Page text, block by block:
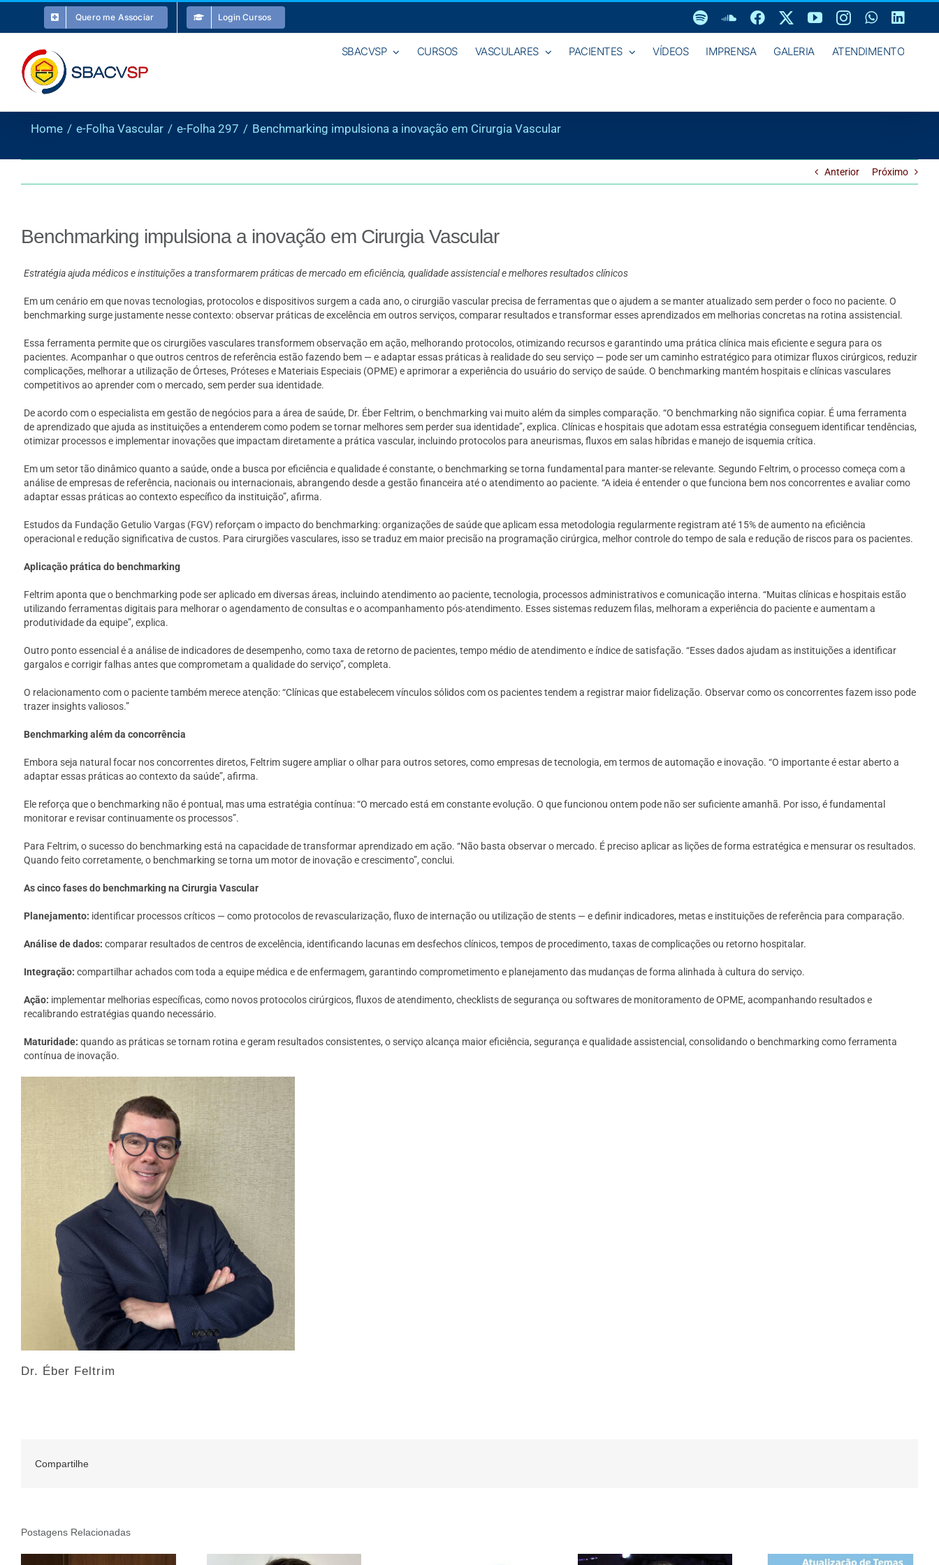
o
conteúdo
Quero me Associar Login Cursos SpotifySoundCloud
FacebookYouTubeInstagram
SBACVSP CURSOS VASCULARES PACIENTES VÍDEOS IMPRENSA GALERIA ATENDIMENTO
Home e-Folha Vascular e-Folha 297 Benchmarking impulsiona a inovação em Cirurgia Vascular
Anterior Próximo
Benchmarking impulsiona a inovação em Cirurgia Vascular
Estratégia ajuda médicos e instituições a transformarem práticas de mercado em eficiência, qualidade assistencial e melhores resultados clínicos
Em um cenário em que novas tecnologias, protocolos e dispositivos surgem a cada ano, o cirurgião vascular precisa de ferramentas que o ajudem a se manter atualizado sem perder o foco no paciente. O
benchmarking surge justamente nesse contexto: observar práticas de excelência em outros serviços, comparar resultados e transformar esses aprendizados em melhorias concretas na rotina assistencial.
Essa ferramenta permite que os cirurgiões vasculares transformem observação em ação, melhorando protocolos, otimizando recursos e garantindo uma prática clínica mais eficiente e segura para os
pacientes. Acompanhar o que outros centros de referência estão fazendo bem — e adaptar essas práticas à realidade do seu serviço — pode ser um caminho estratégico para otimizar fluxos cirúrgicos, reduzir
complicações, melhorar a utilização de Órteses, Próteses e Materiais Especiais (OPME) e aprimorar a experiência do usuário do serviço de saúde. O benchmarking mantém hospitais e clínicas vasculares
competitivos ao aprender com o mercado, sem perder sua identidade.
De acordo com o especialista em gestão de negócios para a área de saúde, Dr. Éber Feltrim, o benchmarking vai muito além da simples comparação. “O benchmarking não significa copiar. É uma ferramenta
de aprendizado que ajuda as instituições a entenderem como podem se tornar melhores sem perder sua identidade”, explica. Clínicas e hospitais que adotam essa estratégia conseguem identificar tendências,
otimizar processos e implementar inovações que impactam diretamente a prática vascular, incluindo protocolos para aneurismas, fluxos em salas híbridas e manejo de isquemia crítica.
Em um setor tão dinâmico quanto a saúde, onde a busca por eficiência e qualidade é constante, o benchmarking se torna fundamental para manter-se relevante. Segundo Feltrim, o processo começa com a
análise de empresas de referência, nacionais ou internacionais, abrangendo desde a gestão financeira até o atendimento ao paciente. “A ideia é entender o que funciona bem nos concorrentes e avaliar como
adaptar essas práticas ao contexto específico da instituição”, afirma.
Estudos da Fundação Getulio Vargas (FGV) reforçam o impacto do benchmarking: organizações de saúde que aplicam essa metodologia regularmente registram até 15% de aumento na eficiência
operacional e redução significativa de custos. Para cirurgiões vasculares, isso se traduz em maior precisão na programação cirúrgica, melhor controle do tempo de sala e redução de riscos para os pacientes.
Aplicação prática do benchmarking
Feltrim aponta que o benchmarking pode ser aplicado em diversas áreas, incluindo atendimento ao paciente, tecnologia, processos administrativos e comunicação interna. “Muitas clínicas e hospitais estão
utilizando ferramentas digitais para melhorar o agendamento de consultas e o acompanhamento pós-atendimento. Esses sistemas reduzem filas, melhoram a experiência do paciente e aumentam a
produtividade da equipe”, explica.
Outro ponto essencial é a análise de indicadores de desempenho, como taxa de retorno de pacientes, tempo médio de atendimento e índice de satisfação. “Esses dados ajudam as instituições a identificar
gargalos e corrigir falhas antes que comprometam a qualidade do serviço”, completa.
O relacionamento com o paciente também merece atenção: “Clínicas que estabelecem vínculos sólidos com os pacientes tendem a registrar maior fidelização. Observar como os concorrentes fazem isso pode
trazer insights valiosos.”
Benchmarking além da concorrência
Embora seja natural focar nos concorrentes diretos, Feltrim sugere ampliar o olhar para outros setores, como empresas de tecnologia, em termos de automação e inovação. “O importante é estar aberto a
adaptar essas práticas ao contexto da saúde”, afirma.
Ele reforça que o benchmarking não é pontual, mas uma estratégia contínua: “O mercado está em constante evolução. O que funcionou ontem pode não ser suficiente amanhã. Por isso, é fundamental
monitorar e revisar continuamente os processos”.
Para Feltrim, o sucesso do benchmarking está na capacidade de transformar aprendizado em ação. “Não basta observar o mercado. É preciso aplicar as lições de forma estratégica e mensurar os resultados.
Quando feito corretamente, o benchmarking se torna um motor de inovação e crescimento”, conclui.
As cinco fases do benchmarking na Cirurgia Vascular
Planejamento: identificar processos críticos — como protocolos de revascularização, fluxo de internação ou utilização de stents — e definir indicadores, metas e instituições de referência para comparação.
Análise de dados: comparar resultados de centros de excelência, identificando lacunas em desfechos clínicos, tempos de procedimento, taxas de complicações ou retorno hospitalar.
Integração: compartilhar achados com toda a equipe médica e de enfermagem, garantindo comprometimento e planejamento das mudanças de forma alinhada à cultura do serviço.
Ação: implementar melhorias específicas, como novos protocolos cirúrgicos, fluxos de atendimento, checklists de segurança ou softwares de monitoramento de OPME, acompanhando resultados e
recalibrando estratégias quando necessário.
Maturidade:quando as práticas se tornam rotina e geram resultados consistentes, o serviço alcança maior eficiência, segurança e qualidade assistencial, consolidando o benchmarking como ferramenta
contínua de inovação.
Dr. Éber Feltrim
Compartilhe
Postagens Relacionadas